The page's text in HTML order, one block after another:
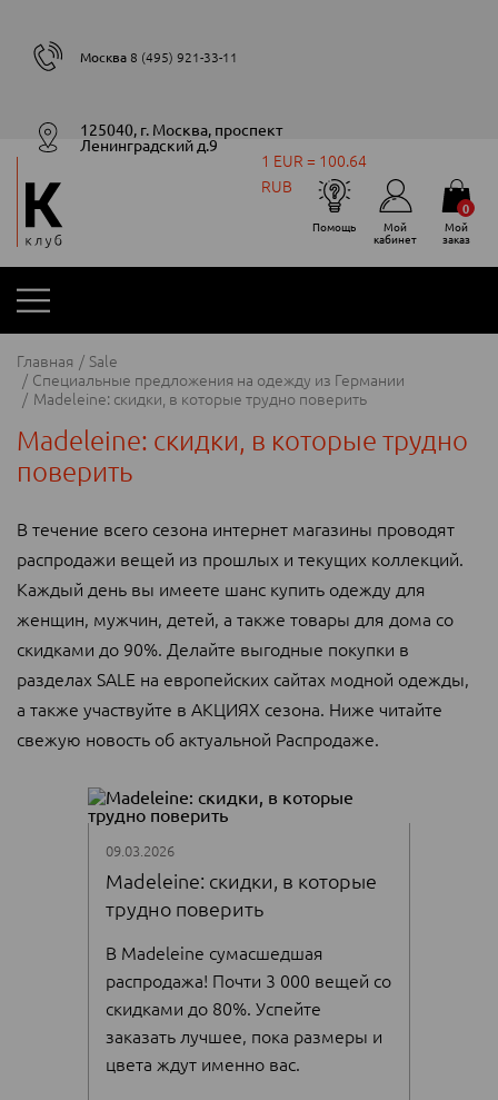
125040, г. Москва, проспект
Ленинградский д.9
Москва 8 (495) 921-33-11
1 EUR = 100.64
RUB
Помощь Мой
кабинет
Мой
заказ
0
Главная
Sale
Специальные предложения на одежду из Германии
Madeleine: скидки, в которые трудно поверить
Madeleine: скидки, в которые трудно
поверить
В течение всего сезона интернет магазины проводят
распродажи вещей из прошлых и текущих коллекций.
Каждый день вы имеете шанс купить одежду для
женщин, мужчин, детей, а также товары для дома со
скидками до 90%. Делайте выгодные покупки в
разделах SALE на европейских сайтах модной одежды,
а также участвуйте в АКЦИЯХ сезона. Ниже читайте
свежую новость об актуальной Распродаже.
09.03.2026
Madeleine: скидки, в которые
трудно поверить
В Madeleine сумасшедшая
распродажа! Почти 3 000 вещей со
скидками до 80%. Успейте
заказать лучшее, пока размеры и
цвета ждут именно вас.